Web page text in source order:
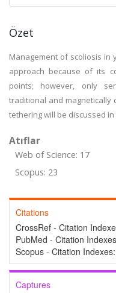
Özet
Management of scoliosis in
approach because of its
points; however, only
traditional and
tethering will be discussed in
Atıflar
Web of Science: 17
Scopus: 23
Citations
CrossRef - Citation
PubMed - Citation
Scopus - Citation Indexes:
Captures